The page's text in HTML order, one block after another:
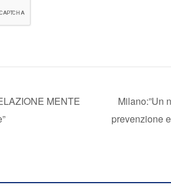
MENTE
Milano:”Un
prevenzione